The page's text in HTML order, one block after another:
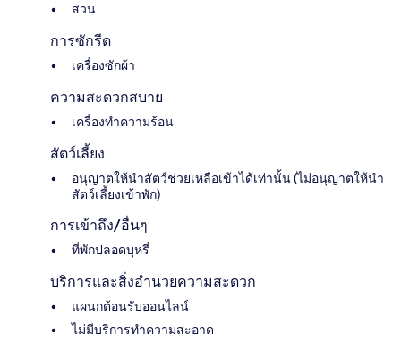
สวน
การซักรีด
เครื่องซักผ้า
ความสะดวกสบาย
เครื่องทำความร้อน
สัตว์เลี้ยง
อนุญาตให้นำสัตว์ช่วยเหลือเข้าได้เท่านั้น (ไม่อนุญาตให้นำ
สัตว์เลี้ยงเข้าพัก)
การเข้าถึง/อื่นๆ
ที่พักปลอดบุหรี่
บริการและสิ่งอำนวยความสะดวก
แผนกต้อนรับออนไลน์
ไม่มีบริการทำความสะอาด